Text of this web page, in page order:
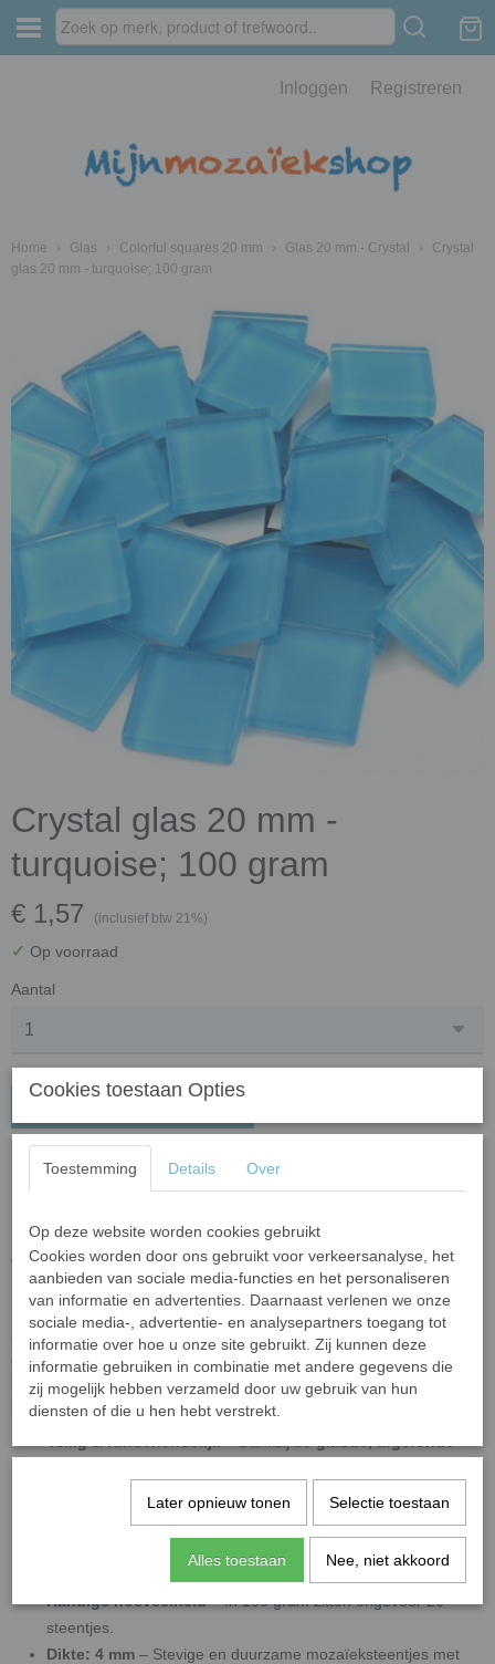
Inloggen Registreren
Home › Glas › Colorful squares 20 mm › Glas 20 mm - Crystal ›
Crystal
glas 20 mm - turquoise; 100 gram
Crystal glas 20 mm -
turquoise; 100 gram
€ 1,57 (inclusief btw 21%)
✓ Op voorraad
Aantal
Crystal Glas
Mozaïeksteentjes 20 mm –
turquoise
Breng kleur en elegantie in je mozaïekprojecten met deze luxe
Crystal glas mozaïeksteentjes! Gemaakt van hoogwaardig
gerecycled floatglas, zijn deze steentjes voorzien van een prachtige
kleurlaag aan de achterkant, waardoor ze een sprankelend en
helder effect krijgen.
kinderprojecten (3+ onder toezicht).
Geschikt voor binnengebruik– Deze steentjes zijn niet UV-
Handige hoeveelheid– In 100 gram zitten ongeveer 26
steentjes.
Dikte: 4 mm – Stevige en duurzame mozaïeksteentjes met
Cookies toestaan Opties
Toestemming Details Over
Op deze website worden cookies gebruikt
Cookies worden door ons gebruikt voor verkeersanalyse, het
aanbieden van sociale media-functies en het personaliseren
van informatie en advertenties. Daarnaast verlenen we onze
sociale media-, advertentie- en analysepartners toegang tot
informatie over hoe u onze site gebruikt. Zij kunnen deze
informatie gebruiken in combinatie met andere gegevens die
zij mogelijk hebben verzameld door uw gebruik van hun
diensten of die u hen hebt verstrekt.
Later opnieuw tonen Selectie toestaan
Alles toestaan Nee, niet akkoord